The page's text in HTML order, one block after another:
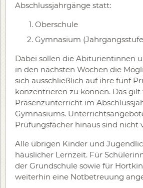
Abschlussjahrgänge statt:
Oberschule
Gymnasium
Dabei sollen die Abiturientinnen
in den nächsten Wochen die
sich ausschließlich auf ihre fünf
konzentrieren zu können. Das gilt
Präsenzunterricht im
Gymnasiums.
Prüfungsfächer hinaus sind nicht
Alle übrigen Kinder und
häuslicher Lernzeit. Für
der Grundschule sowie für
weiterhin eine Notbetreuung